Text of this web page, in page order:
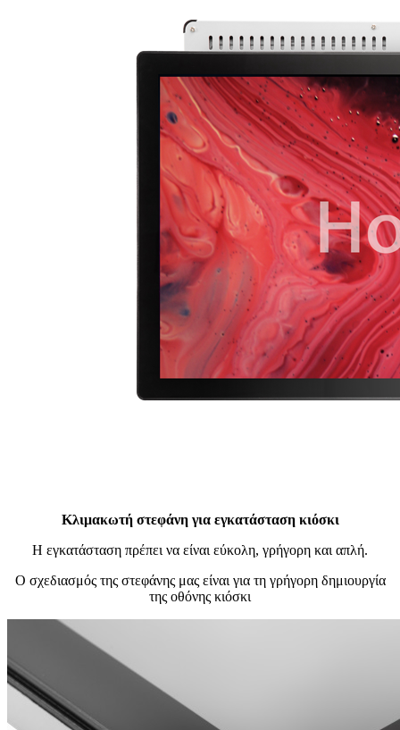
Κλιμακωτή στεφάνη για εγκατάσταση κιόσκι
Η εγκατάσταση πρέπει να είναι εύκολη, γρήγορη και απλή.
Ο σχεδιασμός της στεφάνης μας είναι για τη γρήγορη δημιουργία
της οθόνης κιόσκι